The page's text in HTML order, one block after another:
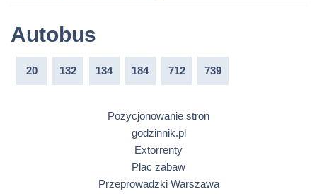
Autobus
20 132 134 184 712 739
Pozycjonowanie stron
godzinnik.pl
Extorrenty
Plac zabaw
Przeprowadzki Warszawa